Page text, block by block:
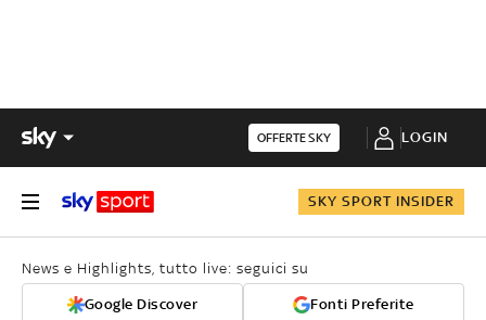
OFFERTE SKY LOGIN
SKY SPORT INSIDER
News e Highlights, tutto live: seguici su
Google Discover Fonti Preferite